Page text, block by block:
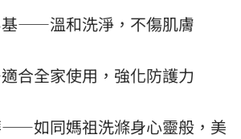
基——溫和洗淨，不傷肌膚
合全家使用，強化防護力
——如同媽祖洗滌身心靈般，美